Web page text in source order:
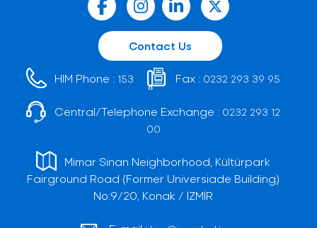
Contact Us
HIM Phone : 153 Fax : 0232 293 39 95
Central/Telephone Exchange : 0232 293 12
00
Mimar Sinan Neighborhood, Kültürpark
Fairground Road (Former Universiade Building)
No:9/20, Konak / İZMİR